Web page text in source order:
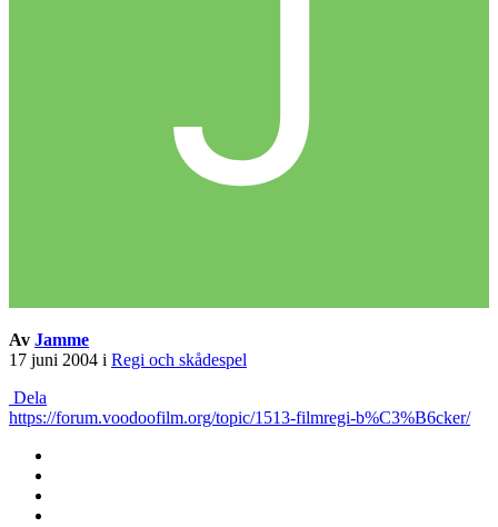
Av Jamme
17 juni 2004 i Regi och skådespel
Dela
https://forum.voodoofilm.org/topic/1513-filmregi-b%C3%B6cker/